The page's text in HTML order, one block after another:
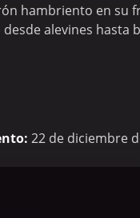
hambriento en su
alevines hasta
: 22 de diciembre